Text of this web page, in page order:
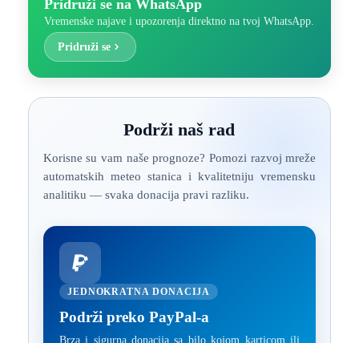
Pridruži se na WhatsApp
Vremenske najave i upozorenja direktno na tvoj WhatsApp.
Pridruži se
Podrži naš rad
Korisne su vam naše prognoze? Pomozi razvoj mreže
automatskih meteo stanica i kvalitetniju vremensku
analitiku — svaka donacija pravi razliku.
JEDNOKRATNA DONACIJA
Podrži preko PayPal-a
Brza i sigurna donacija sa bilo kojom karticom ili